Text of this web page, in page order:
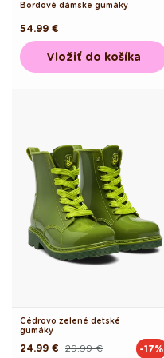
Bordové dámske gumáky
Pôvodná
cena
54.99 €
Vložiť do košíka
Cédrovo zelené detské
gumáky
Pôvodná29.99 €
Akciová
24.99 € -17%